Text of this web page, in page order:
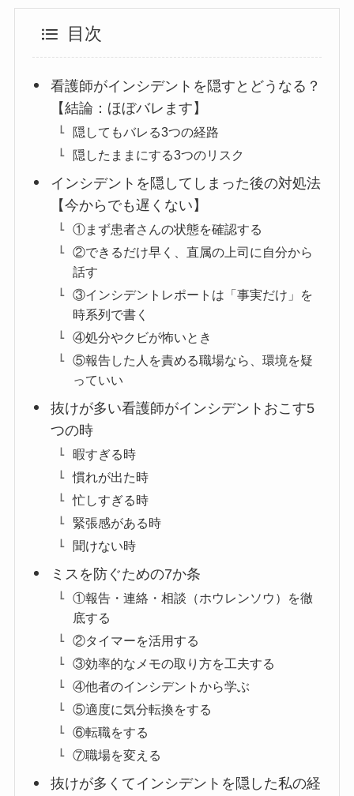
目次
看護師がインシデントを隠すとどうなる？
【結論：ほぼバレます】
隠してもバレる3つの経路
隠したままにする3つのリスク
インシデントを隠してしまった後の対処法
【今からでも遅くない】
①まず患者さんの状態を確認する
②できるだけ早く、直属の上司に自分から
話す
③インシデントレポートは「事実だけ」を
時系列で書く
④処分やクビが怖いとき
⑤報告した人を責める職場なら、環境を疑
っていい
抜けが多い看護師がインシデントおこす5
つの時
暇すぎる時
慣れが出た時
忙しすぎる時
緊張感がある時
聞けない時
ミスを防ぐための7か条
①報告・連絡・相談（ホウレンソウ）を徹
底する
②タイマーを活用する
③効率的なメモの取り方を工夫する
④他者のインシデントから学ぶ
⑤適度に気分転換をする
⑥転職をする
⑦職場を変える
抜けが多くてインシデントを隠した私の経